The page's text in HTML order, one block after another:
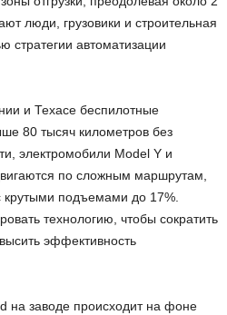
люди, грузовики и строительная
стратегии автоматизации
и Техасе беспилотные
80 тысяч километров без
электромобили Model Y и
по сложным маршрутам,
крутыми подъемами до 17%.
технологию, чтобы сократить
эффективность
на заводе происходит на фоне